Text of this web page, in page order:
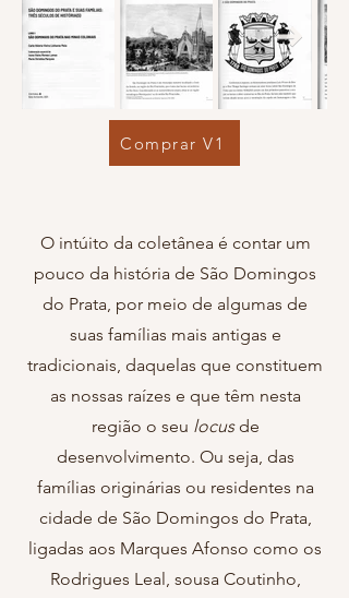
Comprar V1
O intúito da coletânea é contar um
pouco da história de São Domingos
do Prata, por meio de algumas de
suas famílias mais antigas e
tradicionais, daquelas que constituem
as nossas raízes e que têm nesta
região o seu locusde
desenvolvimento. Ou seja, das
famílias originárias ou residentes na
cidade de São Domingos do Prata,
ligadas aos Marques Afonso como os
Rodrigues Leal, sousa Coutinho,